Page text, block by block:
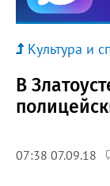
Культура и
В
07:38 07.09.18